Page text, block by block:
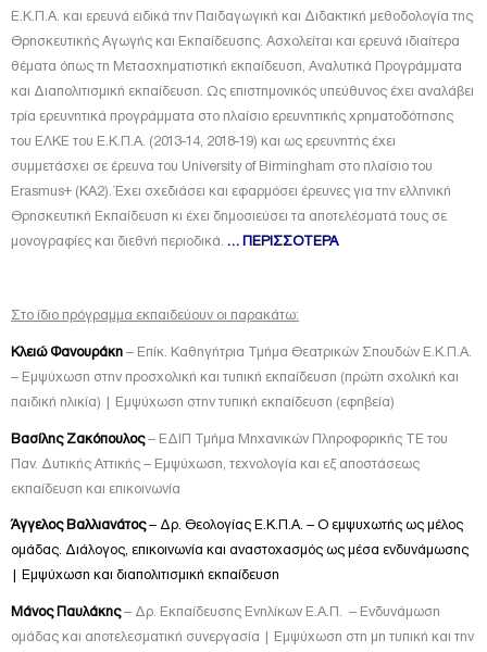
Ε.Κ.Π.Α. και ερευνά ειδικά την Παιδαγωγική και Διδακτική μεθοδολογία της
Θρησκευτικής Αγωγής και Εκπαίδευσης. Ασχολείται και ερευνά ιδιαίτερα
θέματα όπως τη Μετασχηματιστική εκπαίδευση, Αναλυτικά Προγράμματα
και Διαπολιτισμική εκπαίδευση. Ως επιστημονικός υπεύθυνος έχει αναλάβει
τρία ερευνητικά προγράμματα στο πλαίσιο ερευνητικής χρηματοδότησης
του ΕΛΚΕ του Ε.Κ.Π.Α. (2013-14, 2018-19) και ως ερευνητής έχει
συμμετάσχει σε έρευνα του University of Birmingham στο πλαίσιο του
Erasmus+ (KA2). Έχει σχεδιάσει και εφαρμόσει έρευνες για την ελληνική
Θρησκευτική Εκπαίδευση κι έχει δημοσιεύσει τα αποτελέσματά τους σε
μονογραφίες και διεθνή περιοδικά. … ΠΕΡΙΣΣΟΤΕΡΑ
Στο ίδιο πρόγραμμα εκπαιδεύουν οι παρακάτω:
Κλειώ Φανουράκη – Επίκ. Καθηγήτρια Τμήμα Θεατρικών Σπουδών Ε.Κ.Π.Α.
– Εμψύχωση στην προσχολική και τυπική εκπαίδευση (πρώτη σχολική και
παιδική ηλικία) | Εμψύχωση στην τυπική εκπαίδευση (εφηβεία)
Βασίλης Ζακόπουλος– ΕΔΙΠ Τμήμα Μηχανικών Πληροφορικής ΤΕ του
Παν. Δυτικής Αττικής – Εμψύχωση, τεχνολογία και εξ αποστάσεως
εκπαίδευση και επικοινωνία
Άγγελος Βαλλιανάτος– Δρ. Θεολογίας Ε.Κ.Π.Α. – Ο εμψυχωτής ως μέλος
ομάδας. Διάλογος, επικοινωνία και αναστοχασμός ως μέσα ενδυνάμωσης
| Εμψύχωση και διαπολιτισμική εκπαίδευση
Μάνος Παυλάκης– Δρ. Εκπαίδευσης Ενηλίκων Ε.Α.Π. – Ενδυνάμωση
ομάδας και αποτελεσματική συνεργασία | Εμψύχωση στη μη τυπική και την